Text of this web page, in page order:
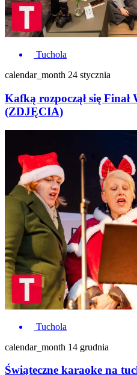
Tuchola
calendar_month 24 stycznia
Kafką rozpoczął się Finał
(ZDJĘCIA)
Tuchola
calendar_month 14 grudnia
Świąteczne karaoke na